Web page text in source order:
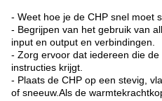
- Weet hoe je de CHP snel moet
- Begrijpen van het gebruik van
input en output en verbindingen.
- Zorg ervoor dat iedereen die
instructies krijgt.
- Plaats de CHP op een stevig,
of sneeuw.Als de